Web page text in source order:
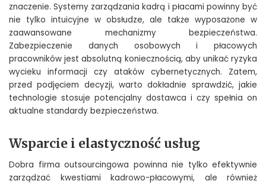
znaczenie. Systemy zarządzania kadrą i płacami powinny być
nie tylko intuicyjne w obsłudze, ale także wyposażone w
zaawansowane mechanizmy bezpieczeństwa.
Zabezpieczenie danych osobowych i płacowych
pracowników jest absolutną koniecznością, aby unikać ryzyka
wycieku informacji czy ataków cybernetycznych. Zatem,
przed podjęciem decyzji, warto dokładnie sprawdzić, jakie
technologie stosuje potencjalny dostawca i czy spełnia on
aktualne standardy bezpieczeństwa.
Wsparcie i elastyczność usług
Dobra firma outsourcingowa powinna nie tylko efektywnie
zarządzać kwestiami kadrowo-płacowymi, ale również